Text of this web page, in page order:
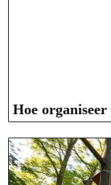
Hoe